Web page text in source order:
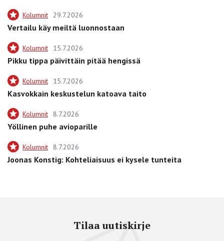
Kolumnit 29.7.2026
Vertailu käy meiltä luonnostaan
Kolumnit 15.7.2026
Pikku tippa päivittäin pitää hengissä
Kolumnit 15.7.2026
Kasvokkain keskustelun katoava taito
Kolumnit 8.7.2026
Yöllinen puhe avioparille
Kolumnit 8.7.2026
Joonas Konstig: Kohteliaisuus ei kysele tunteita
Tilaa uutiskirje